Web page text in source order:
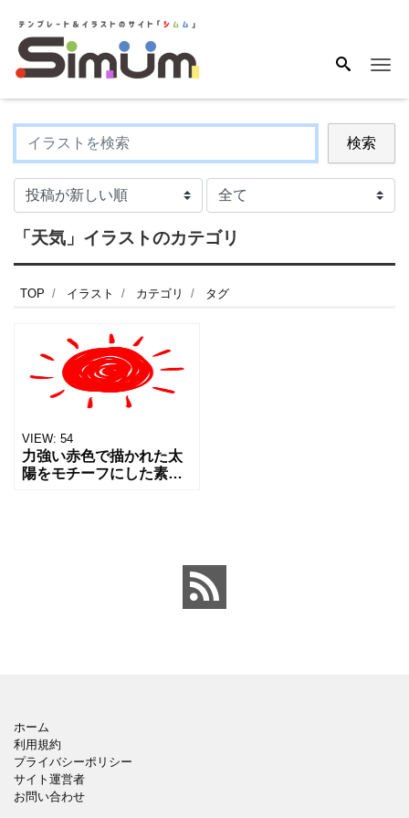
検索
「天気」イラストのカテゴリ
TOP イラスト カテゴリ タグ
VIEW: 54
力強い赤色で描かれた太
陽をモチーフにした素材
ホーム
利用規約
プライバシーポリシー
サイト運営者
お問い合わせ